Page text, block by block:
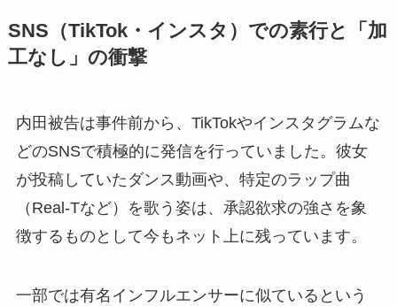
SNS（TikTok・インスタ）での素行と「加
工なし」の衝撃
内田被告は事件前から、TikTokやインスタグラムな
どのSNSで積極的に発信を行っていました。彼女
が投稿していたダンス動画や、特定のラップ曲
（Real-Tなど）を歌う姿は、承認欲求の強さを象
徴するものとして今もネット上に残っています。
一部では有名インフルエンサーに似ているという